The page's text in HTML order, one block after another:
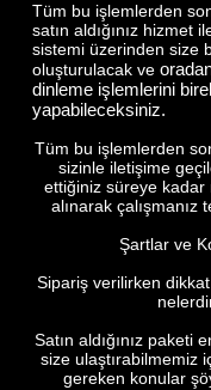
Tüm bu işlemlerden
satın aldığınız hizmet
sistemi üzerinden size
oluşturulacak ve
dinleme işlemlerini
yapabileceksiniz.
Tüm bu işlemlerden
sizinle iletişime
ettiğiniz süreye kadar
alınarak çalışmanız
Şartlar ve
Sipariş verilirken
Satın aldığınız paketi
size ulaştırabilmemiz
gereken konular